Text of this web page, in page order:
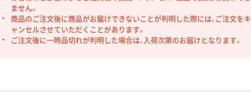
ません。
商品のご注文後に商品がお届けできないことが判明した際には、ご注文をキ
ャンセルさせていただくことがあります。
ご注文後に一時品切れが判明した場合は、入荷次第のお届けとなります。